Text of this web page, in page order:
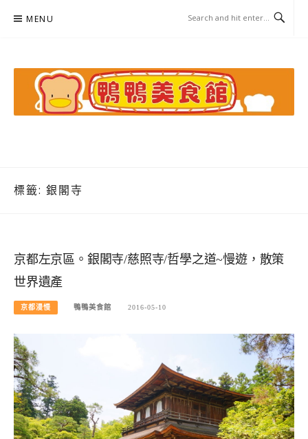
MENU
標籤: 銀閣寺
京都左京區。銀閣寺/慈照寺/哲學之道~慢遊，散策
世界遺產
京都漫慢 鴨鴨美食館 2016-05-10